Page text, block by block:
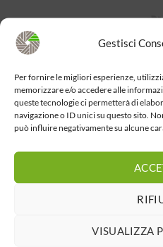
Gestisci
Per fornire le migliori esperienze,
memorizzare e/o accedere alle
queste tecnologie ci permetterà di
navigazione o ID unici su questo sito.
può influire negativamente su alcune
VISUALIZZA